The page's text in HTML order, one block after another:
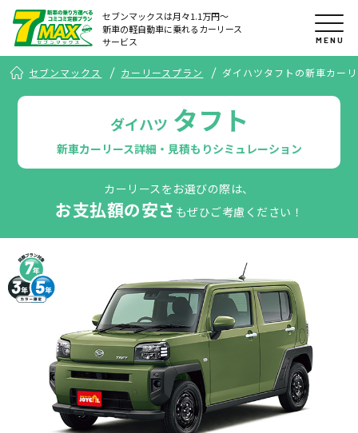
セブンマックスは月々1.1万円〜
新車の軽自動車に乗れるカーリース
サービス
MENU
セブンマックス カーリースプラン ダイハツタフトの新車カー
ダイハツ タフト
新車カーリース詳細・見積もりシミュレーション
カーリースをお選びの際は、
お支払額の安さ もぜひご考慮ください！